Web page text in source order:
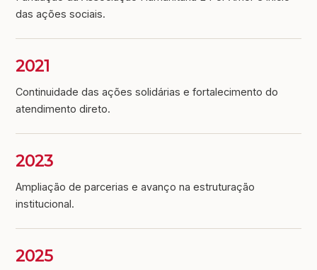
das ações sociais.
2021
Continuidade das ações solidárias e fortalecimento do
atendimento direto.
2023
Ampliação de parcerias e avanço na estruturação
institucional.
2025